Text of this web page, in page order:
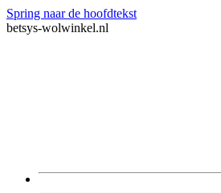
Spring naar de hoofdtekst
betsys-wolwinkel.nl